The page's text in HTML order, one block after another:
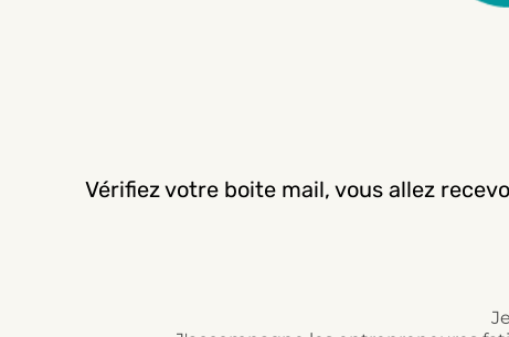
Vérifiez votre boite mail, vous allez